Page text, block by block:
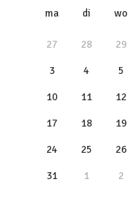
ma di wo
27 28 29
3 4 5
10 11 12
17 18 19
24 25 26
31 1 2